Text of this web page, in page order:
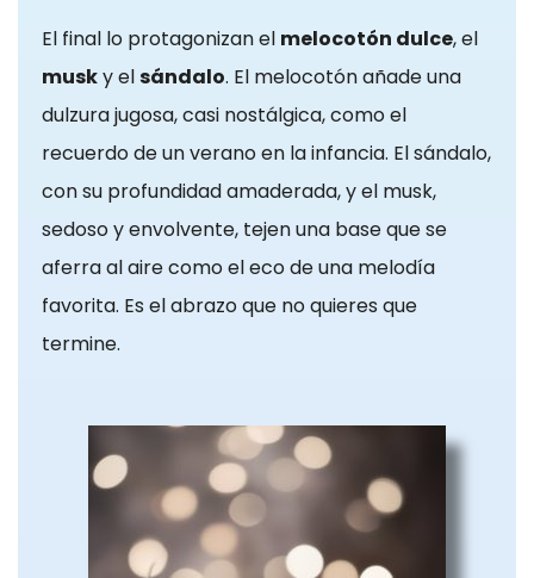
El final lo protagonizan el melocotón dulce, el
musky elsándalo. El melocotón añade una
dulzura jugosa, casi nostálgica, como el
recuerdo de un verano en la infancia. El sándalo,
con su profundidad amaderada, y el musk,
sedoso y envolvente, tejen una base que se
aferra al aire como el eco de una melodía
favorita. Es el abrazo que no quieres que
termine.
equivalen a
de servicios,
como
establecer sus
de privacidad
Puede
configurar su
navegador
para bloquear
partes del sitio
no funcionarán.
Estas cookies
no almacenan
ninguna